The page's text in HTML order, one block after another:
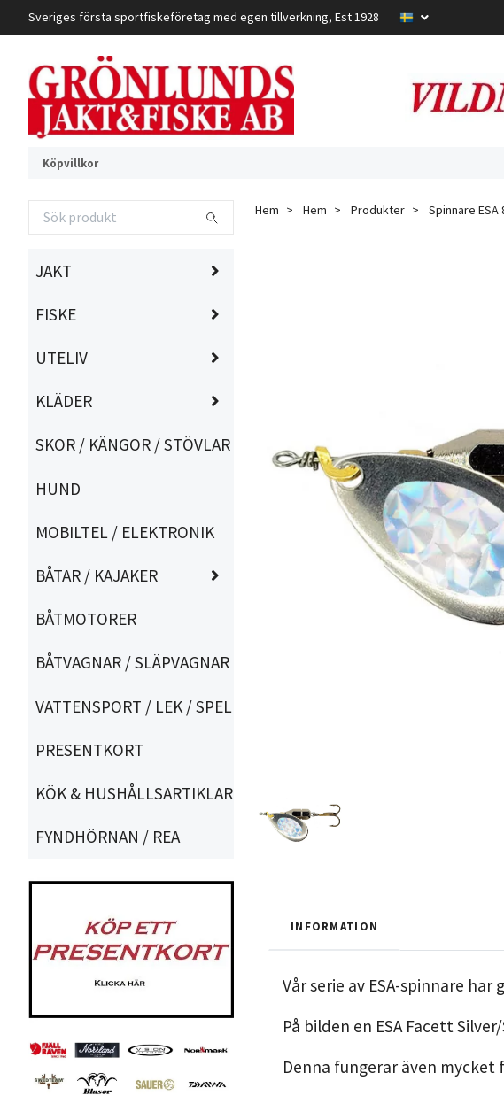
Sveriges första sportfiskeföretag med egen tillverkning, Est 1928
Köpvillkor
JAKT
FISKE
UTELIV
KLÄDER
SKOR / KÄNGOR / STÖVLAR
HUND
MOBILTEL / ELEKTRONIK
BÅTAR / KAJAKER
BÅTMOTORER
BÅTVAGNAR / SLÄPVAGNAR
VATTENSPORT / LEK / SPEL
PRESENTKORT
KÖK & HUSHÅLLSARTIKLAR
FYNDHÖRNAN / REA
Hem Hem Produkter Spinnare
INFORMATION
Vår serie av ESA-spinnare
På bilden en ESA Facett
Denna fungerar även